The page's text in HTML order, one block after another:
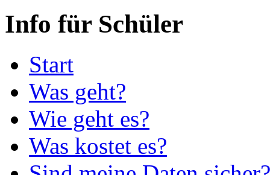
Info für Schüler
Start
Was geht?
Wie geht es?
Was kostet es?